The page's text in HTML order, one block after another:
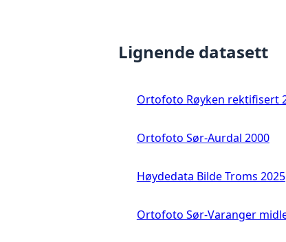
Lignende datasett
Ortofoto Røyken rektifisert
Ortofoto Sør-Aurdal 2000
Høydedata Bilde Troms 2025
Ortofoto Sør-Varanger